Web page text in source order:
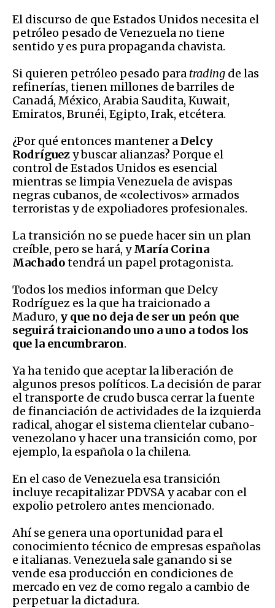
El discurso de que Estados Unidos necesita el
petróleo pesado de Venezuela no tiene
sentido y es pura propaganda chavista.
Si quieren petróleo pesado para trading de las
refinerías, tienen millones de barriles de
Canadá, México, Arabia Saudita, Kuwait,
Emiratos, Brunéi, Egipto, Irak, etcétera.
¿Por qué entonces mantener aDelcy
Rodríguezy buscar alianzas? Porque el
control de Estados Unidos es esencial
mientras se limpia Venezuela de avispas
negras cubanos, de «colectivos» armados
terroristas y de expoliadores profesionales.
La transición no se puede hacer sin un plan
creíble, pero se hará, yMaría Corina
Machadotendrá un papel protagonista.
Todos los medios informan que Delcy
Rodríguez es la que ha traicionado a
Maduro, y que no deja de ser un peón que
seguirá traicionando uno a uno a todos los
que la encumbraron.
Ya ha tenido que aceptar la liberación de
algunos presos políticos. La decisión de parar
el transporte de crudo busca cerrar la fuente
de financiación de actividades de la izquierda
radical, ahogar el sistema clientelar cubano-
venezolano y hacer una transición como, por
ejemplo, la española o la chilena.
En el caso de Venezuela esa transición
incluye recapitalizar PDVSA y acabar con el
expolio petrolero antes mencionado.
Ahí se genera una oportunidad para el
conocimiento técnico de empresas españolas
e italianas. Venezuela sale ganando si se
vende esa producción en condiciones de
mercado en vez de como regalo a cambio de
perpetuar la dictadura.